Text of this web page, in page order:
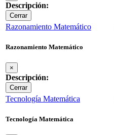
Descripción:
Cerrar
Razonamiento Matemático
Razonamiento Matemático
×
Descripción:
Cerrar
Tecnología Matemática
Tecnología Matemática